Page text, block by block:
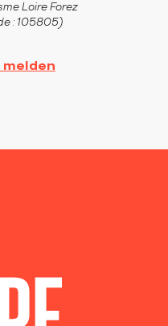
Loire Forez
: 105805)